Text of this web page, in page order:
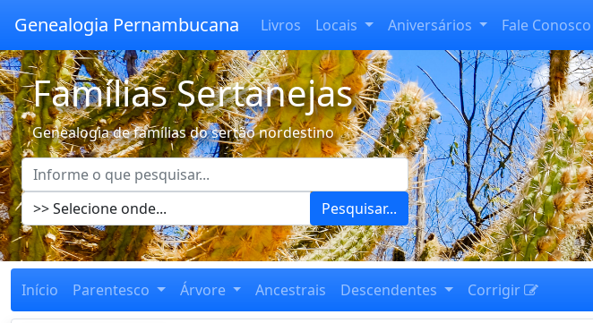
Genealogia Pernambucana Livros Locais Aniversários Fale Conosco
Famílias Sertanejas
Genealogia de famílias do sertão nordestino
Pesquisar...
Início Parentesco Árvore Ancestrais Descendentes Corrigir